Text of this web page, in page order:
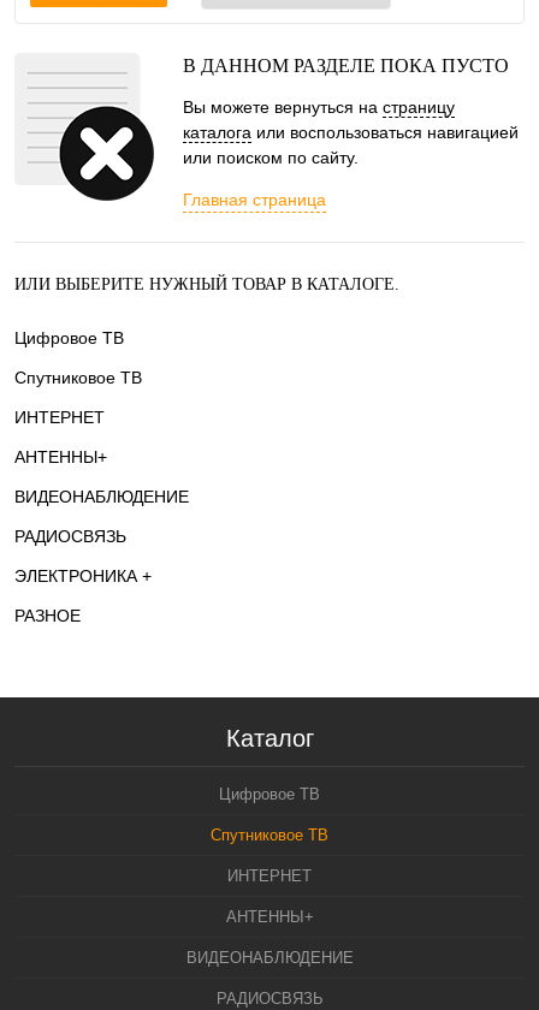
В ДАННОМ РАЗДЕЛЕ ПОКА ПУСТО
Вы можете вернуться на страницу
каталога или воспользоваться навигацией
или поиском по сайту.
Главная страница
ИЛИ ВЫБЕРИТЕ НУЖНЫЙ ТОВАР В КАТАЛОГЕ.
Цифровое ТВ
Спутниковое ТВ
ИНТЕРНЕТ
АНТЕННЫ+
ВИДЕОНАБЛЮДЕНИЕ
РАДИОСВЯЗЬ
ЭЛЕКТРОНИКА +
РАЗНОЕ
Каталог
Цифровое ТВ
Спутниковое ТВ
ИНТЕРНЕТ
АНТЕННЫ+
ВИДЕОНАБЛЮДЕНИЕ
РАДИОСВЯЗЬ